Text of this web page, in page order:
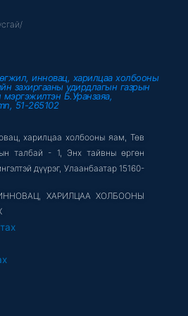
инновац, харилцаа холбооны
захиргааны удирдлагын газрын
Б.Уранзаяа,
51-265102
харилцаа холбооны яам, Төв
талбай - 1, Энх тайвны өргөн
дүүрэг, Улаанбаатар 15160-
ХАРИЛЦАА ХОЛБООНЫ